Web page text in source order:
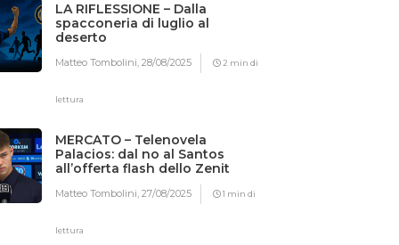
LA RIFLESSIONE – Dalla
spacconeria di luglio al
deserto
Matteo Tombolini,28/08/2025 2 min di
lettura
MERCATO – Telenovela
Palacios: dal no al Santos
all’offerta flash dello Zenit
Matteo Tombolini,27/08/2025 1 min di
lettura